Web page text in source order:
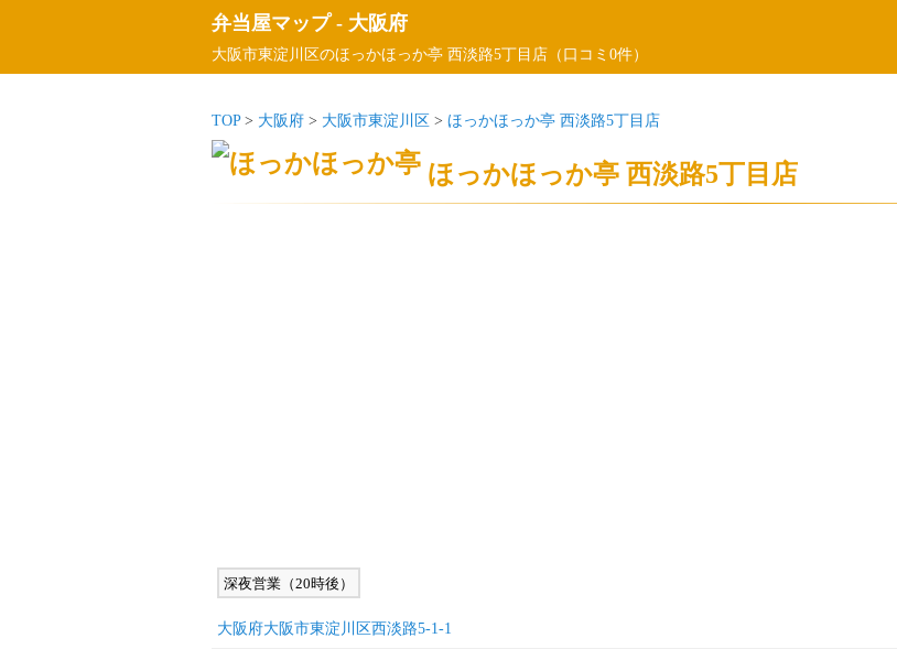
弁当屋マップ- 大阪府
大阪市東淀川区のほっかほっか亭 西淡路5丁目店（口コミ0件）
TOP> 大阪府 > 大阪市東淀川区 > ほっかほっか亭 西淡路5丁目店
ほっかほっか亭 西淡路5丁目店
深夜営業（20時後）
大阪府大阪市東淀川区西淡路5-1-1